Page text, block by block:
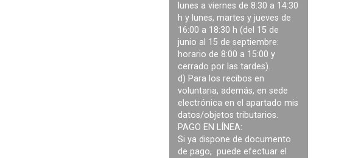
lunes a viernes de 8:30 a 14:30
h y lunes, martes y jueves de
16:00 a 18:30 h (del 15 de
junio al 15 de septiembre:
horario de 8:00 a 15:00 y
cerrado por las tardes).
d) Para los recibos en
voluntaria, además, en sede
electrónica en el apartado mis
datos/objetos tributarios.
PAGO EN LÍNEA:
Si ya dispone de documento
de pago, puede efectuar el